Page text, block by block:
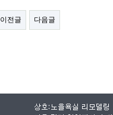
이전글 다음글